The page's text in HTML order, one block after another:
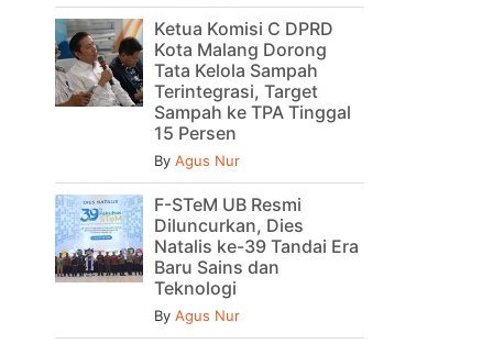
Ketua Komisi C DPRD
Kota Malang Dorong
Tata Kelola Sampah
Terintegrasi, Target
Sampah ke TPA Tinggal
15 Persen
By Agus Nur
F-STeM UB Resmi
Diluncurkan, Dies
Natalis ke-39 Tandai Era
Baru Sains dan
Teknologi
By Agus Nur